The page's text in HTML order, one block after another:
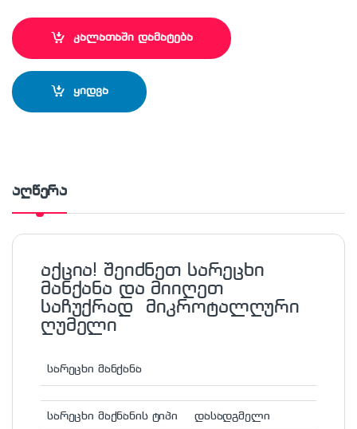
კალათაში დამატება
ყიდვა
აღწერა
აქცია! შეიძნეთ სარეცხი
მანქანა და მიიღეთ
საჩუქრად მიკროტალღური
ღუმელი
სარეცხი მანქანა
სარეცხი მაქნანის ტიპი დასადგმელი